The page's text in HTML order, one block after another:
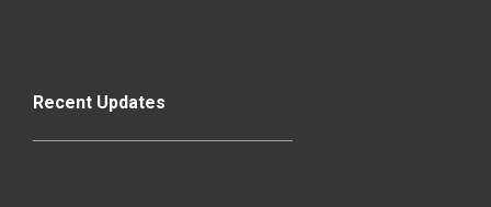
Recent Updates